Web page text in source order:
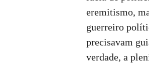
eremitismo,
guerreiro
precisavam
verdade, a